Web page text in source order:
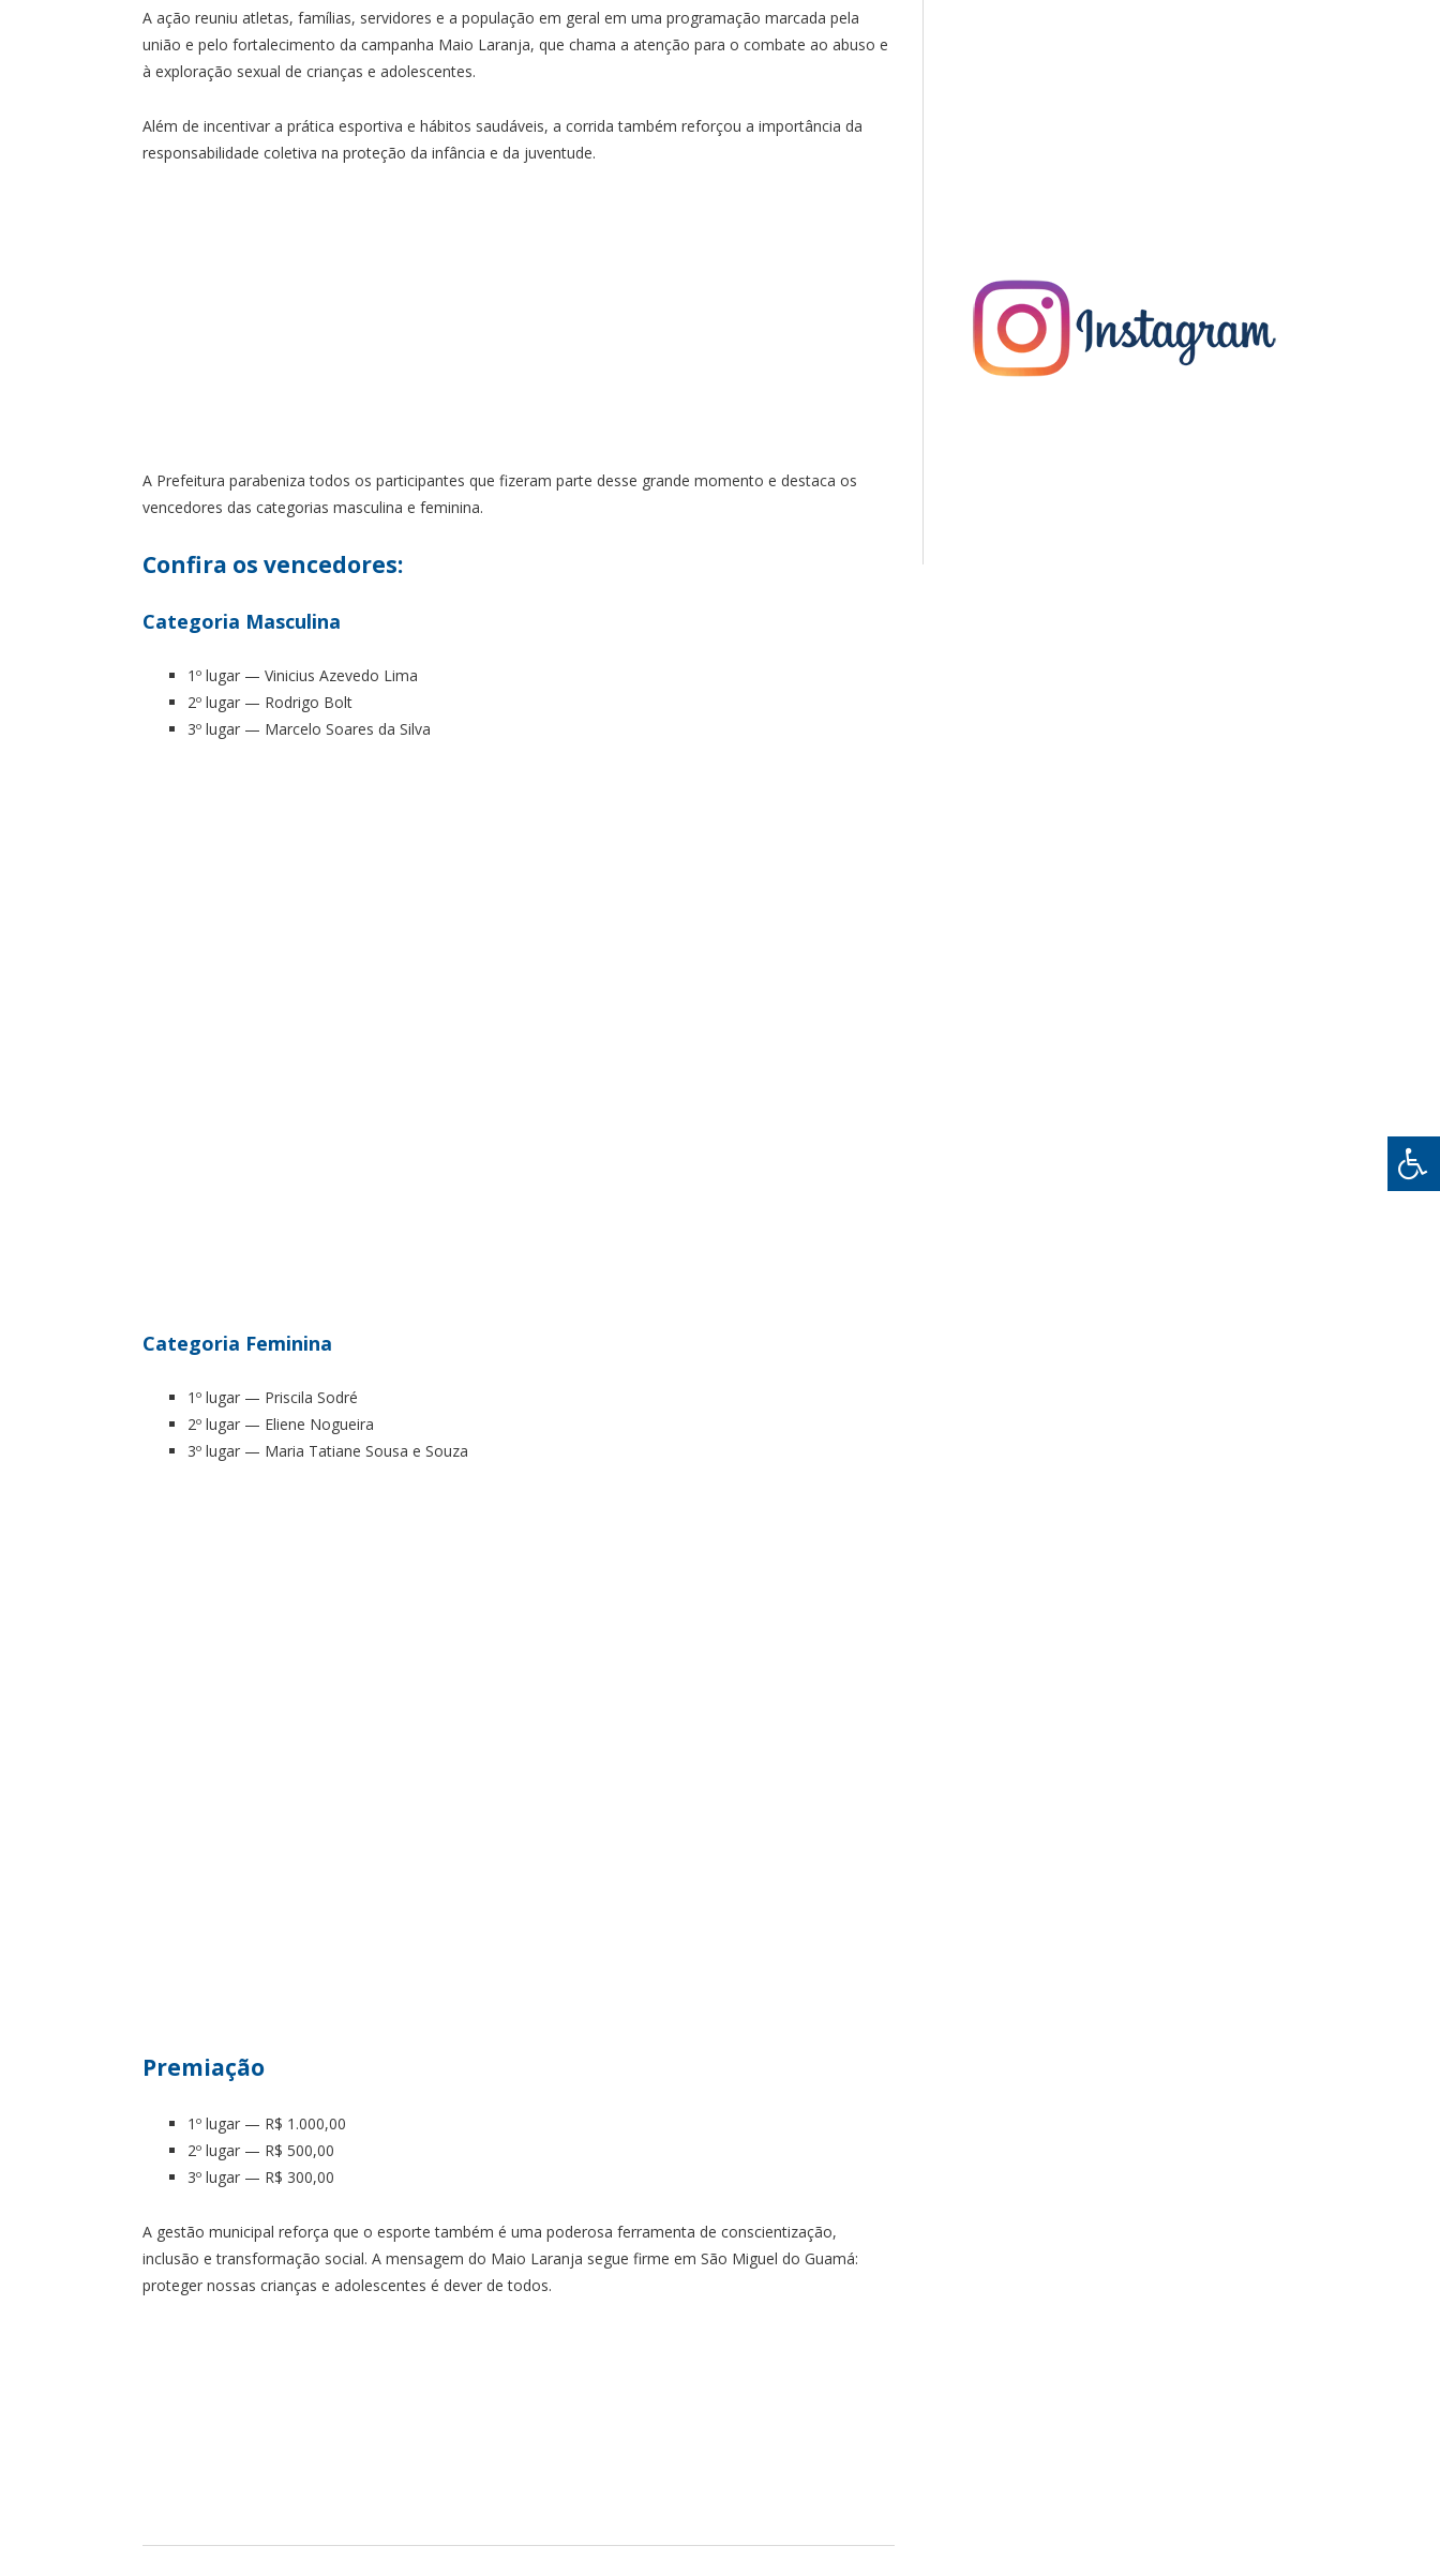
A ação reuniu atletas, famílias, servidores e a população em geral em uma programação marcada pela
união e pelo fortalecimento da campanha Maio Laranja, que chama a atenção para o combate ao abuso e
à exploração sexual de crianças e adolescentes.
Além de incentivar a prática esportiva e hábitos saudáveis, a corrida também reforçou a importância da
responsabilidade coletiva na proteção da infância e da juventude.
A Prefeitura parabeniza todos os participantes que fizeram parte desse grande momento e destaca os
vencedores das categorias masculina e feminina.
Confira os vencedores:
Categoria Masculina
1º lugar — Vinicius Azevedo Lima
2º lugar — Rodrigo Bolt
3º lugar — Marcelo Soares da Silva
Categoria Feminina
1º lugar — Priscila Sodré
2º lugar — Eliene Nogueira
3º lugar — Maria Tatiane Sousa e Souza
Premiação
1º lugar — R$ 1.000,00
2º lugar — R$ 500,00
3º lugar — R$ 300,00
A gestão municipal reforça que o esporte também é uma poderosa ferramenta de conscientização,
inclusão e transformação social. A mensagem do Maio Laranja segue firme em São Miguel do Guamá:
proteger nossas crianças e adolescentes é dever de todos.